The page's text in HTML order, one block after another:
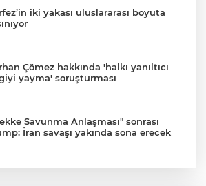
iki yakası uluslararası boyuta
Çömez hakkında 'halkı yanıltıcı
yayma' soruşturması
Savunma Anlaşması" sonrası
İran savaşı yakında sona erecek